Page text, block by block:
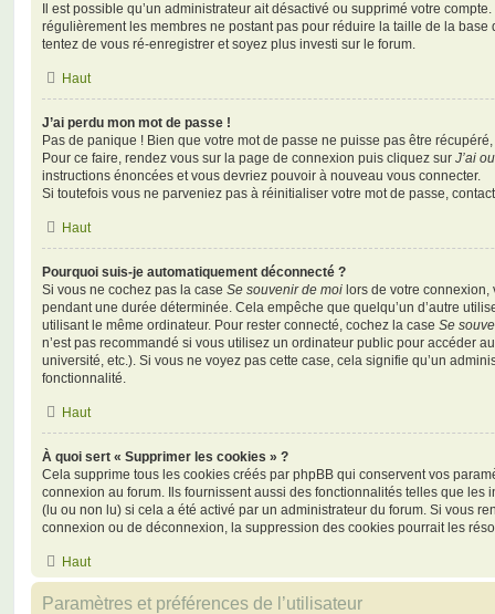
Il est possible qu’un administrateur ait désactivé ou supprimé votre
régulièrement les membres ne postant pas pour réduire la taille de la base
tentez de vous ré-enregistrer et soyez plus investi sur le forum.
Haut
J’ai perdu mon mot de passe !
Pas de panique ! Bien que votre mot de passe ne puisse pas être
Pour ce faire, rendez vous sur la page de connexion puis cliquez sur J’ai
instructions énoncées et vous devriez pouvoir à nouveau vous connecter.
Si toutefois vous ne parveniez pas à réinitialiser votre mot de passe,
Haut
Pourquoi suis-je automatiquement déconnecté ?
Si vous ne cochez pas la case Se souvenir de moi lors de votre
pendant une durée déterminée. Cela empêche que quelqu’un d’autre
utilisant le même ordinateur. Pour rester connecté, cochez la case Se
n’est pas recommandé si vous utilisez un ordinateur public pour accéder
université, etc.). Si vous ne voyez pas cette case, cela signifie qu’un
fonctionnalité.
Haut
À quoi sert « Supprimer les cookies » ?
Cela supprime tous les cookies créés par phpBB qui conservent vos
connexion au forum. Ils fournissent aussi des fonctionnalités telles que les
(lu ou non lu) si cela a été activé par un administrateur du forum. Si vous
connexion ou de déconnexion, la suppression des cookies pourrait les
Haut
Paramètres et préférences de l’utilisateur